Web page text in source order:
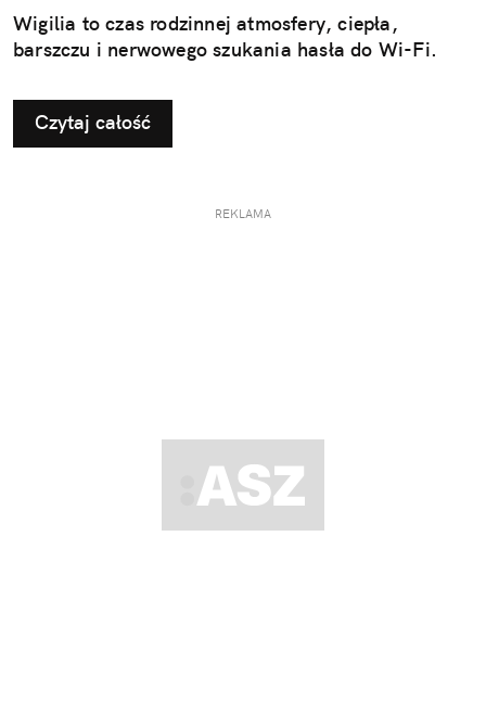
Wigilia to czas rodzinnej atmosfery, ciepła,
barszczu i nerwowego szukania hasła do Wi-Fi.
Czytaj całość
REKLAMA